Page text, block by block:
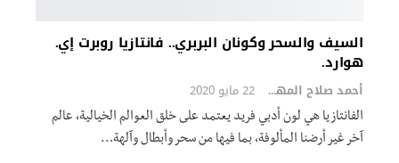
السيف والسحر وكونان البربري.. فانتازيا روبرت إي.
هوارد.
أحمد صلاح المهدي 22 مايو 2020
الفانتازيا هي لون أدبي فريد يعتمد على خلق العوالم الخيالية، عالم
آخر غير أرضنا المألوفة، بما فيها من سحر وأبطال وآلهة…